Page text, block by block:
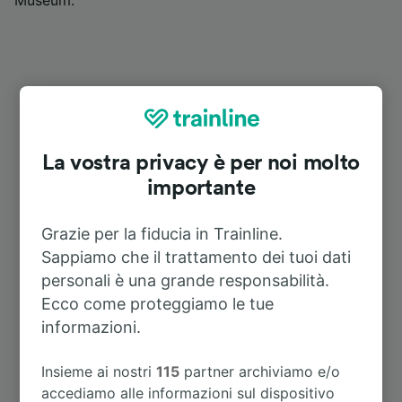
Itinerari più popolari da Bern
A Interlaken Ost 29m
A Parigi 4h 31m
La vostra privacy è per noi molto
importante
Grazie per la fiducia in Trainline.
Sappiamo che il trattamento dei tuoi dati
personali è una grande responsabilità.
Ecco come proteggiamo le tue
informazioni.
Insieme ai nostri115 partner archiviamo e/o
accediamo alle informazioni sul dispositivo